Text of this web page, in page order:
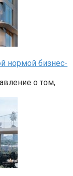
нормой бизнес-
о том,